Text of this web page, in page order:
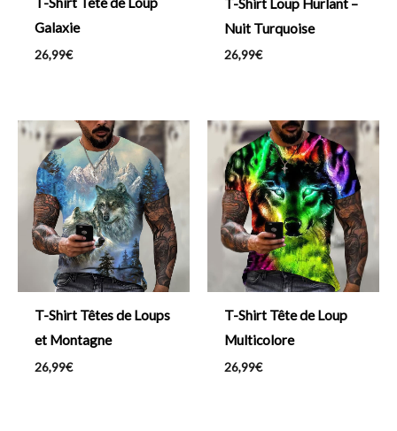
Galaxie
26,99€
T-Shirt Loup Hurlant –
Nuit Turquoise
26,99€
T-Shirt Têtes de Loups
et Montagne
26,99€
T-Shirt Tête de Loup
Multicolore
26,99€